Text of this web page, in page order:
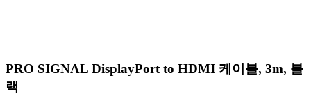
PRO SIGNAL DisplayPort to HDMI 케이블, 3m, 블
랙